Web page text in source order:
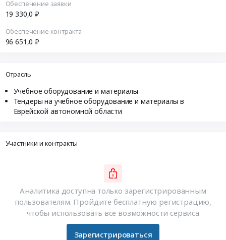
Обеспечение заявки
19 330,0 ₽
Обеспечение контракта
96 651,0 ₽
Отрасль
Учебное оборудование и материалы
Тендеры на учебное оборудование и материалы в
Еврейской автономной области
Участники и контракты
Аналитика доступна только зарегистрированным
пользователям. Пройдите бесплатную регистрацию,
чтобы использовать все возможности сервиса
Зарегистрироваться